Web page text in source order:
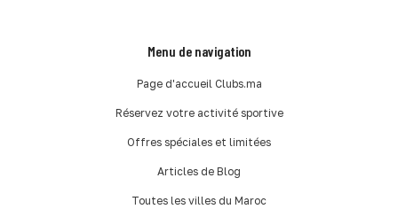
Menu de navigation
Page d'accueil Clubs.ma
Réservez votre activité sportive
Offres spéciales et limitées
Articles de Blog
Toutes les villes du Maroc